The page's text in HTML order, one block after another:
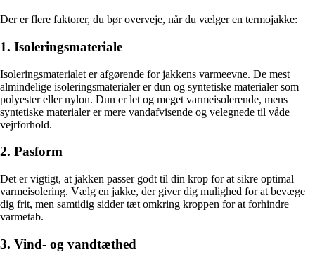
Der er flere faktorer, du bør overveje, når du vælger en termojakke:
1. Isoleringsmateriale
Isoleringsmaterialet er afgørende for jakkens varmeevne. De mest
almindelige isoleringsmaterialer er dun og syntetiske materialer som
polyester eller nylon. Dun er let og meget varmeisolerende, mens
syntetiske materialer er mere vandafvisende og velegnede til våde
vejrforhold.
2. Pasform
Det er vigtigt, at jakken passer godt til din krop for at sikre optimal
varmeisolering. Vælg en jakke, der giver dig mulighed for at bevæge
dig frit, men samtidig sidder tæt omkring kroppen for at forhindre
varmetab.
3. Vind- og vandtæthed